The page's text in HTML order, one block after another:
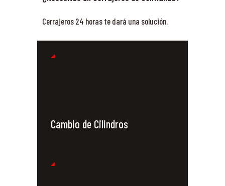
Cerrajeros 24 horas te dará una solución.
Cambio de Cilindros